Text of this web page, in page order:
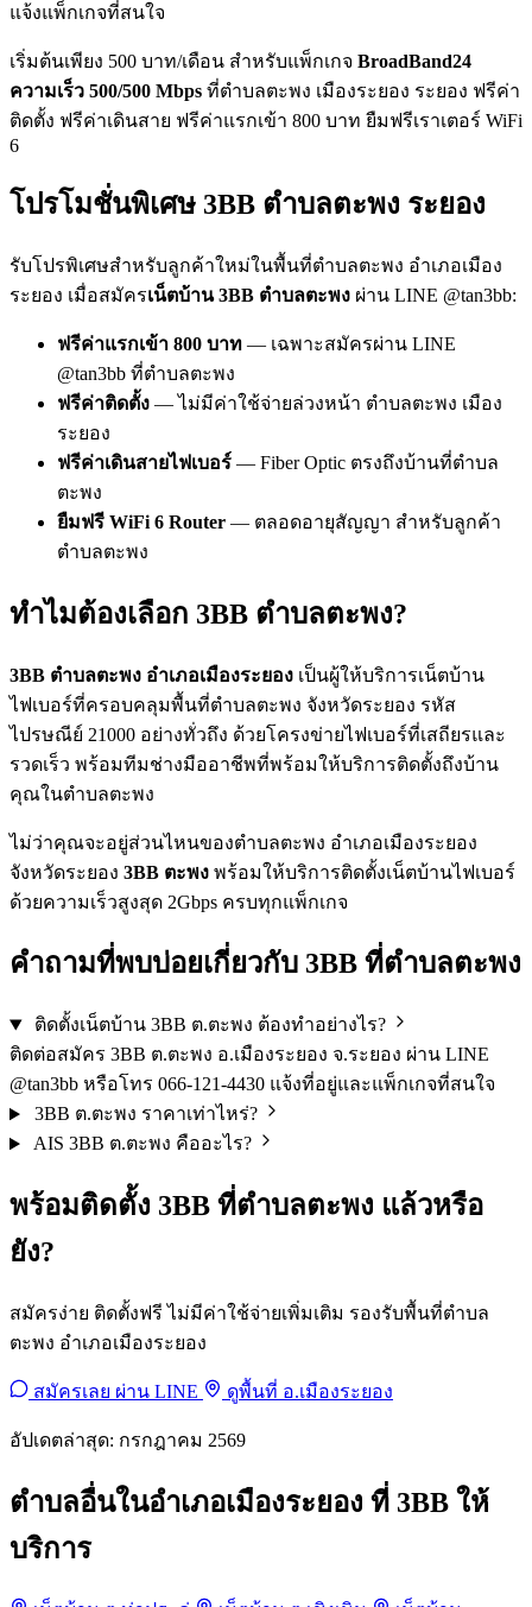
แจ้งแพ็กเกจที่สนใจ
เริ่มต้นเพียง 500 บาท/เดือน สำหรับแพ็กเกจ BroadBand24
ความเร็ว 500/500 Mbps ที่ตำบลตะพง เมืองระยอง ระยอง ฟรีค่า
ติดตั้ง ฟรีค่าเดินสาย ฟรีค่าแรกเข้า 800 บาท ยืมฟรีเราเตอร์ WiFi
6
โปรโมชั่นพิเศษ 3BB ตำบลตะพง ระยอง
รับโปรพิเศษสำหรับลูกค้าใหม่ในพื้นที่ตำบลตะพง อำเภอเมือง
ระยอง เมื่อสมัครเน็ตบ้าน 3BB ตำบลตะพง ผ่าน LINE @tan3bb:
ฟรีค่าแรกเข้า 800 บาท — เฉพาะสมัครผ่าน LINE
@tan3bb ที่ตำบลตะพง
ฟรีค่าติดตั้ง — ไม่มีค่าใช้จ่ายล่วงหน้า ตำบลตะพง เมือง
ระยอง
ฟรีค่าเดินสายไฟเบอร์ — Fiber Optic ตรงถึงบ้านที่ตำบล
ตะพง
ยืมฟรี WiFi 6 Router — ตลอดอายุสัญญา สำหรับลูกค้า
ตำบลตะพง
ทำไมต้องเลือก 3BB ตำบลตะพง?
3BB ตำบลตะพง อำเภอเมืองระยอง เป็นผู้ให้บริการเน็ตบ้าน
ไฟเบอร์ที่ครอบคลุมพื้นที่ตำบลตะพง จังหวัดระยอง รหัส
ไปรษณีย์ 21000 อย่างทั่วถึง ด้วยโครงข่ายไฟเบอร์ที่เสถียรและ
รวดเร็ว พร้อมทีมช่างมืออาชีพที่พร้อมให้บริการติดตั้งถึงบ้าน
คุณในตำบลตะพง
ไม่ว่าคุณจะอยู่ส่วนไหนของตำบลตะพง อำเภอเมืองระยอง
จังหวัดระยอง 3BB ตะพง พร้อมให้บริการติดตั้งเน็ตบ้านไฟเบอร์
ด้วยความเร็วสูงสุด 2Gbps ครบทุกแพ็กเกจ
คำถามที่พบบ่อยเกี่ยวกับ 3BB ที่ตำบลตะพง
ติดตั้งเน็ตบ้าน 3BB ต.ตะพง ต้องทำอย่างไร?
ติดต่อสมัคร 3BB ต.ตะพง อ.เมืองระยอง จ.ระยอง ผ่าน LINE
@tan3bb หรือโทร 066-121-4430 แจ้งที่อยู่และแพ็กเกจที่สนใจ
3BB ต.ตะพง ราคาเท่าไหร่?
AIS 3BB ต.ตะพง คืออะไร?
พร้อมติดตั้ง 3BB ที่ตำบลตะพง แล้วหรือ
ยัง?
สมัครง่าย ติดตั้งฟรี ไม่มีค่าใช้จ่ายเพิ่มเติม รองรับพื้นที่ตำบล
ตะพง อำเภอเมืองระยอง
สมัครเลย ผ่าน LINE ดูพื้นที่ อ.เมืองระยอง
อัปเดตล่าสุด: กรกฎาคม 2569
ตำบลอื่นในอำเภอเมืองระยอง ที่ 3BB ให้
บริการ